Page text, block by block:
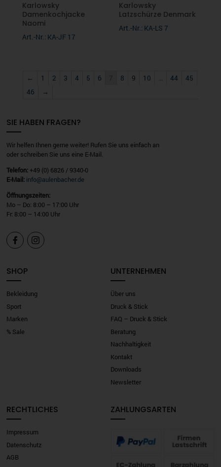
Karlowsky
Damenkochjacke
Naomi
Art.-Nr.: KA-JF 17
Karlowsky
Latzschürze Denmark
Art.-Nr.: KA-LS 7
← 1 2 3 4 5 6 7 8 9 10 44
45
46
→
SIE HABEN FRAGEN?
Wir helfen Ihnen gerne weiter! Rufen Sie uns einfach an
oder schreiben Sie uns eine E-Mail.
Telefon:+49 (0) 6826 / 9340-0
E-Mail: info@aulenbacher.de
Öffnungszeiten:
Mo – Do: 8:00 – 17:00 Uhr
Fr: 8:00 – 14:00 Uhr
 
SHOP
Bekleidung
Sport
Marken
% Sale
UNTERNEHMEN
Über uns
Druck & Stick
FAQ – Druck & Stick
Beratung
Nachhaltigkeit
Kontakt
Downloads
Newsletter
RECHTLICHES
Impressum
Datenschutz
AGB
ZAHLUNGSARTEN